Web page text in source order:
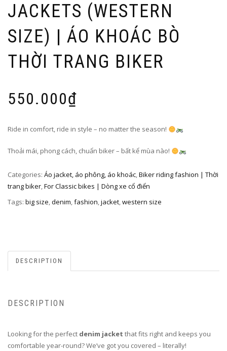
JACKETS (WESTERN
SIZE) | ÁO KHOÁC BÒ
THỜI TRANG BIKER
550.000₫
Ride in comfort, ride in style – no matter the season!
Thoải mái, phong cách, chuẩn biker – bất kể mùa nào!
Categories: Áo jacket, áo phông, áo khoác,Biker riding fashion | Thời
trang biker,For Classic bikes | Dòng xe cổ điển
Tags: big size,denim,fashion,jacket,western size
DESCRIPTION
DESCRIPTION
Looking for the perfect denim jacket that fits right and keeps you
comfortable year-round? We’ve got you covered – literally!